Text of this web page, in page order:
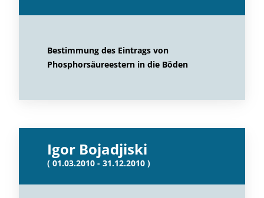
Bestimmung des Eintrags von
Phosphorsäureestern in die Böden
Igor Bojadjiski
( 01.03.2010 - 31.12.2010 )